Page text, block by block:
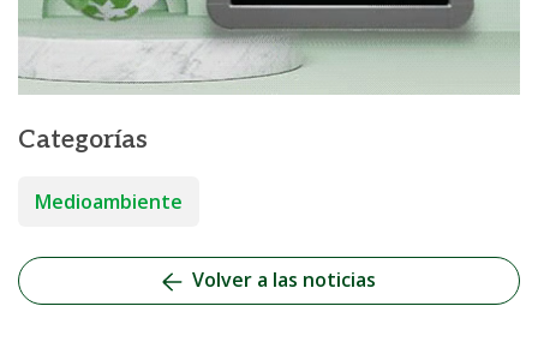
Categorías
Medioambiente
Volver a las noticias